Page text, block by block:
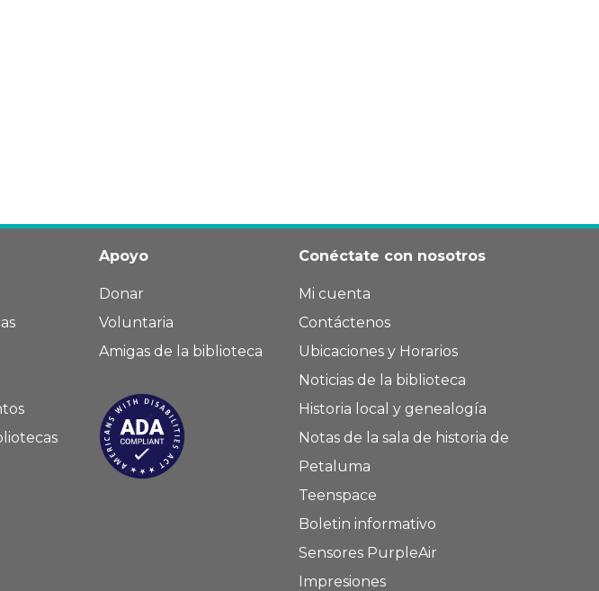
Apoyo
Donar
Voluntaria
Amigas de la biblioteca
Conéctate con nosotros
Mi cuenta
Contáctenos
Ubicaciones y Horarios
Noticias de la biblioteca
Historia local y genealogía
Notas de la sala de historia de
Petaluma
Teenspace
Boletin informativo
Sensores PurpleAir
Impresiones